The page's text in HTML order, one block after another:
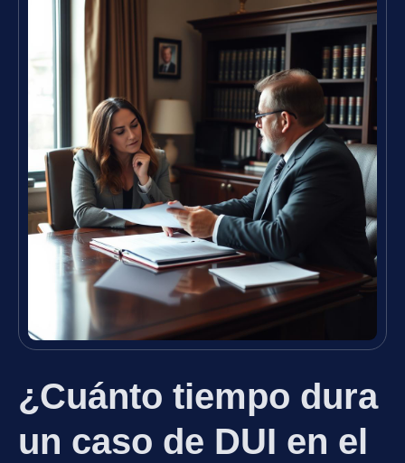
¿Cuánto tiempo dura
un caso de DUI en el